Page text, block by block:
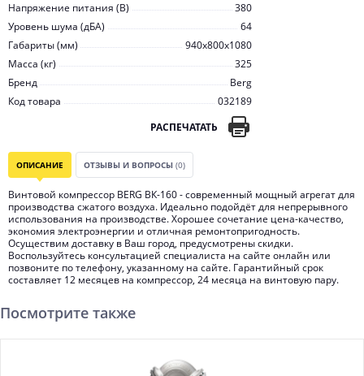
Напряжение питания (В)
380
Уровень шума (дБА)
64
Габариты (мм)
940x800x1080
Масса (кг)
325
Бренд
Berg
Код товара
032189
РАСПЕЧАТАТЬ
ОПИСАНИЕ ОТЗЫВЫ И ВОПРОСЫ (0)
Винтовой компрессор BERG ВК-160 - современный мощный агрегат для
производства сжатого воздуха. Идеально подойдёт для непрерывного
использования на производстве. Хорошее сочетание цена-качество,
экономия электроэнергии и отличная ремонтопригодность.
Осуществим доставку в Ваш город, предусмотрены скидки.
Воспользуйтесь консультацией специалиста на сайте онлайн или
позвоните по телефону, указанному на сайте. Гарантийный срок
составляет 12 месяцев на компрессор, 24 месяца на винтовую пару.
Посмотрите также